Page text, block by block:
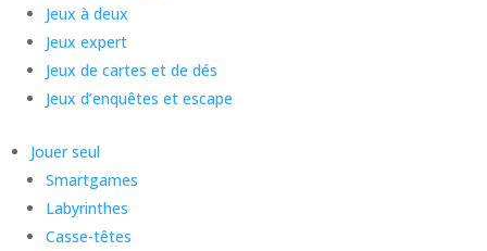
Jeux à deux
Jeux expert
Jeux de cartes et de dés
Jeux d’enquêtes et escape
Jouer seul
Smartgames
Labyrinthes
Casse-têtes